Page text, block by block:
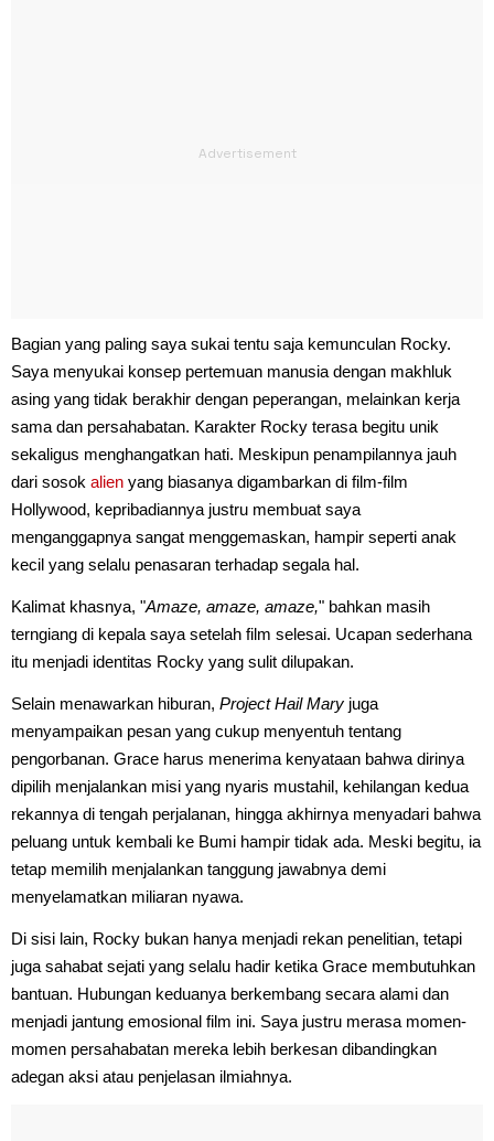
Bagian yang paling saya sukai tentu saja kemunculan Rocky.
Saya menyukai konsep pertemuan manusia dengan makhluk
asing yang tidak berakhir dengan peperangan, melainkan kerja
sama dan persahabatan. Karakter Rocky terasa begitu unik
sekaligus menghangatkan hati. Meskipun penampilannya jauh
dari sosok alien yang biasanya digambarkan di film-film
Hollywood, kepribadiannya justru membuat saya
menganggapnya sangat menggemaskan, hampir seperti anak
kecil yang selalu penasaran terhadap segala hal.
Kalimat khasnya, "Amaze, amaze, amaze," bahkan masih
terngiang di kepala saya setelah film selesai. Ucapan sederhana
itu menjadi identitas Rocky yang sulit dilupakan.
Selain menawarkan hiburan, Project Hail Mary juga
menyampaikan pesan yang cukup menyentuh tentang
pengorbanan. Grace harus menerima kenyataan bahwa dirinya
dipilih menjalankan misi yang nyaris mustahil, kehilangan kedua
rekannya di tengah perjalanan, hingga akhirnya menyadari bahwa
peluang untuk kembali ke Bumi hampir tidak ada. Meski begitu, ia
tetap memilih menjalankan tanggung jawabnya demi
menyelamatkan miliaran nyawa.
Di sisi lain, Rocky bukan hanya menjadi rekan penelitian, tetapi
juga sahabat sejati yang selalu hadir ketika Grace membutuhkan
bantuan. Hubungan keduanya berkembang secara alami dan
menjadi jantung emosional film ini. Saya justru merasa momen-
momen persahabatan mereka lebih berkesan dibandingkan
adegan aksi atau penjelasan ilmiahnya.